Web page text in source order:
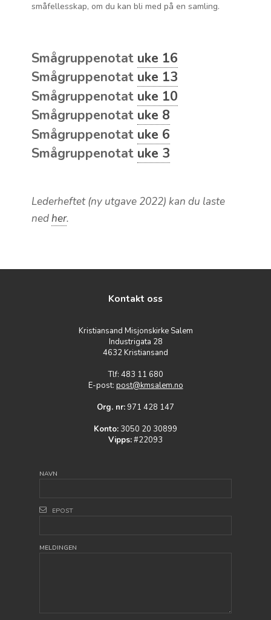
småfellesskap, om du kan bli med på en samling.
Smågruppenotat uke 16
Smågruppenotat uke 13
Smågruppenotat uke 10
Smågruppenotat uke 8
Smågruppenotat uke 6
Smågruppenotat uke 3
Lederheftet (ny utgave 2022) kan du laste
nedher.
Kontakt oss
Kristiansand Misjonskirke Salem
Industrigata 28
4632 Kristiansand
Tlf: 483 11 680
E-post: post@kmsalem.no
Org. nr:971 428 147
Konto:3050 20 30899
Vipps:#22093
NAVN
EPOST
MELDINGEN